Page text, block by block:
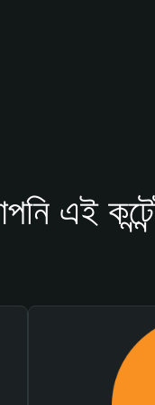
এই